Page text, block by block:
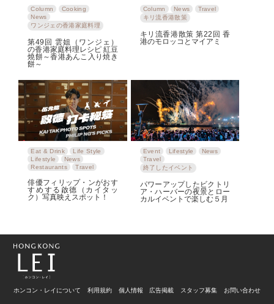
Column
Cooking
News
ワンジェの香港家庭料理
第49回 雲姐（ワンジェ）
の香港家庭料理レシピ 紅豆
燒餅～香港あんこ入り焼き
餅～
Column News
Travel
キリ流香港散策
キリ流香港散策 第22回 香
港のモロッコとマイアミ
Eat & Drink
Life Style
Lifestyle
News
Restaurants
Travel
俳優フィリップ・ンがおす
すめする啟德（カイタッ
ク）写真映えスポット！
Event Lifestyle
News
Travel
終了したイベント
パワーアップしたビクトリ
ア・ハーバーの夜景とロー
カルイベントで楽しむ５月
ホンコン・レイについて 利用規約 個人情報 広告掲載 スタッフ募集 お問い合わせ